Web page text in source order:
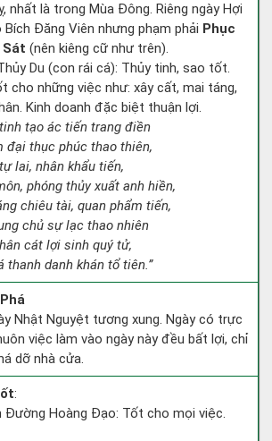
nhất là trong Mùa Đông. Riêng ngày Hợi
Bích Đăng Viên nhưng phạm phải Phục
Sát (nên kiêng cữ như trên).
Du (con rái cá): Thủy tinh, sao tốt.
cho những việc như: xây cất, mai táng,
Kinh doanh đặc biệt thuận lợi.
tạo ác tiến trang điền
đại thục phúc thao thiên,
lai, nhân khẩu tiến,
phóng thủy xuất anh hiền,
chiêu tài, quan phẩm tiến,
chủ sự lạc thao nhiên
cát lợi sinh quý tử,
thanh danh khán tổ tiên.”
Nhật Nguyệt tương xung. Ngày có trực
việc làm vào ngày này đều bất lợi, chỉ
dỡ nhà cửa.
:
Đường Hoàng Đạo: Tốt cho mọi việc.